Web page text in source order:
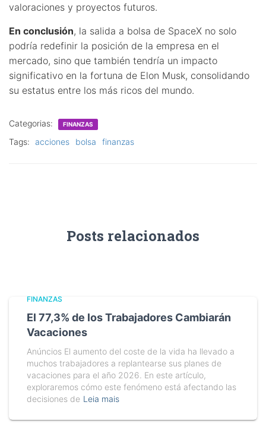
valoraciones y proyectos futuros.
En conclusión, la salida a bolsa de SpaceX no solo
podría redefinir la posición de la empresa en el
mercado, sino que también tendría un impacto
significativo en la fortuna de Elon Musk, consolidando
su estatus entre los más ricos del mundo.
Categorias: FINANZAS
Tags: acciones bolsa finanzas
Posts relacionados
FINANZAS
El 77,3% de los Trabajadores Cambiarán
Vacaciones
Anúncios El aumento del coste de la vida ha llevado a
muchos trabajadores a replantearse sus planes de
vacaciones para el año 2026. En este artículo,
exploraremos cómo este fenómeno está afectando las
decisiones de Leia mais